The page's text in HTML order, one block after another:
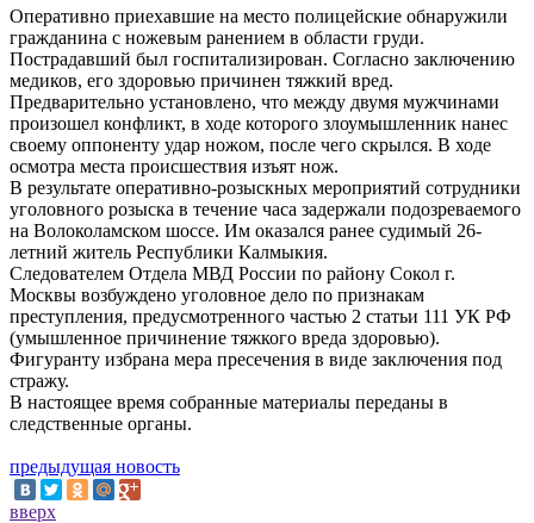
Оперативно приехавшие на место полицейские обнаружили
гражданина с ножевым ранением в области груди.
Пострадавший был госпитализирован. Согласно заключению
медиков, его здоровью причинен тяжкий вред.
Предварительно установлено, что между двумя мужчинами
произошел конфликт, в ходе которого злоумышленник нанес
своему оппоненту удар ножом, после чего скрылся. В ходе
осмотра места происшествия изъят нож.
В результате оперативно-розыскных мероприятий сотрудники
уголовного розыска в течение часа задержали подозреваемого
на Волоколамском шоссе. Им оказался ранее судимый 26-
летний житель Республики Калмыкия.
Следователем Отдела МВД России по району Сокол г.
Москвы возбуждено уголовное дело по признакам
преступления, предусмотренного частью 2 статьи 111 УК РФ
(умышленное причинение тяжкого вреда здоровью).
Фигуранту избрана мера пресечения в виде заключения под
стражу.
В настоящее время собранные материалы переданы в
следственные органы.
предыдущая новость
вверх